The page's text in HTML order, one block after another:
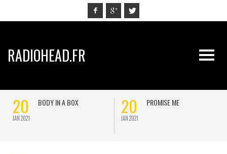
RADIOHEAD.FR
20
JAN 2021
BODY IN A BOX 20
JAN 2021
PROMISE ME